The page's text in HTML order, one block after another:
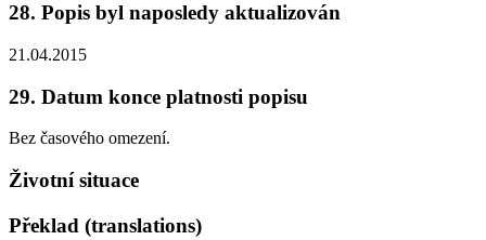
28. Popis byl naposledy aktualizován
21.04.2015
29. Datum konce platnosti popisu
Bez časového omezení.
Životní situace
Překlad (translations)